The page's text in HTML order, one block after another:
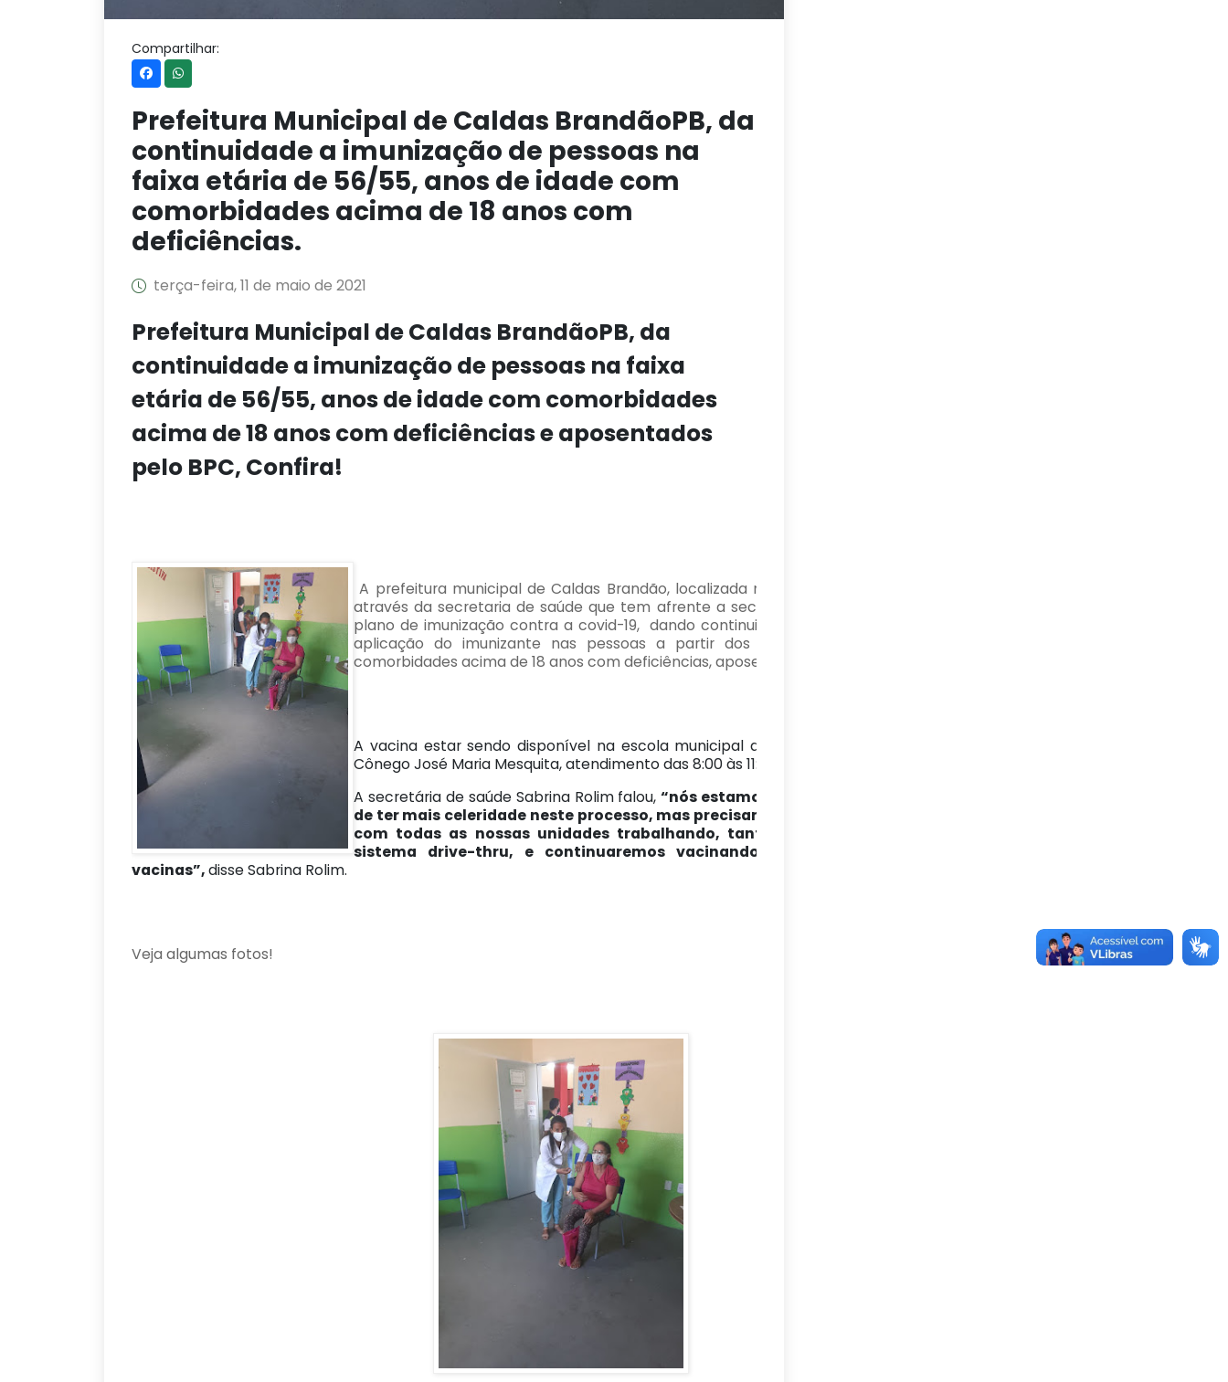
Compartilhar:
Prefeitura Municipal de Caldas BrandãoPB, da
continuidade a imunização de pessoas na
faixa etária de 56/55, anos de idade com
comorbidades acima de 18 anos com
deficiências.
terça-feira, 11 de maio de 2021
Prefeitura Municipal de Caldas BrandãoPB, da
continuidade a imunização de pessoas na faixa
etária de 56/55, anos de idade com comorbidades
acima de 18 anos com deficiências e aposentados
pelo BPC, Confira!
A prefeitura municipal de Caldas Brandão, localizada na região do Agreste paraibano,
através da secretaria de saúde que tem afrente a secretária Sabrina Rolim avança no
plano de imunização contra a covid-19, dando continuidade nesta terça-feira (11�5) a
aplicação do imunizante nas pessoas a partir dos 56 á 55 anos de idade com
comorbidades acima de 18 anos com deficiências, aposentados pelo BPC.
A vacina estar sendo disponível na escola municipal de ensino infantil e fundamental
Cônego José Maria Mesquita, atendimento das 8:00 às 11:00 manhã.
A secretária de saúde Sabrina Rolim falou,“nós estamos caminhando e gostaríamos
de ter mais celeridade neste processo, mas precisamos de mais vacinas, estamos
com todas as nossas unidades trabalhando, tanto a unidade básica como o
sistema drive-thru, e continuaremos vacinando, mas precisamos de mais
vacinas”,disse Sabrina Rolim.
Veja algumas fotos!